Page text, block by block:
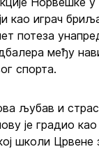
као играч
потеза
међу
спорта.
љубав и
је градио
школи Црвене